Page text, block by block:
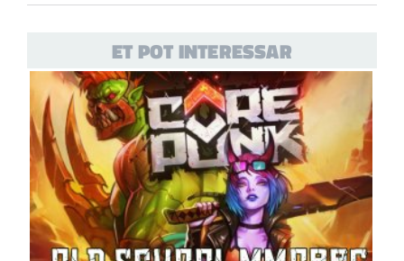
ET POT INTERESSAR